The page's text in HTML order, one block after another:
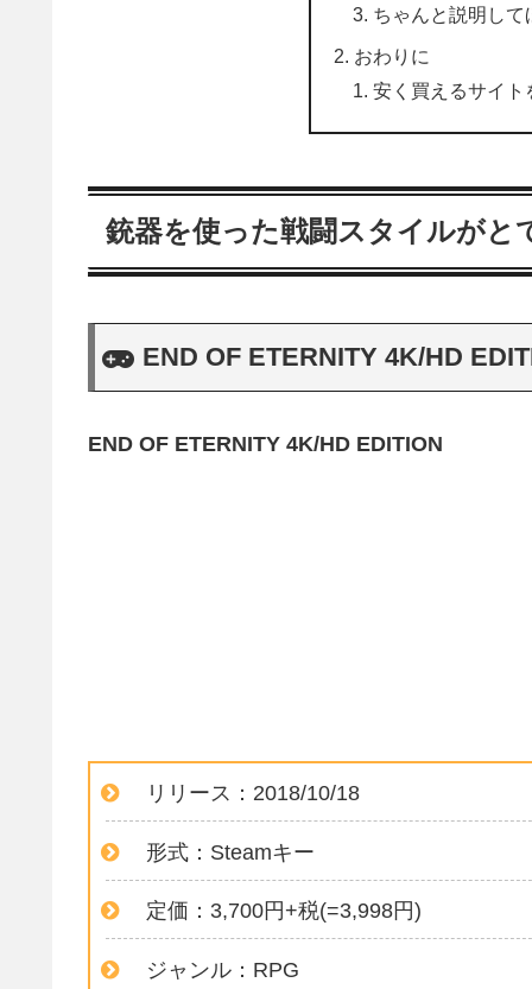
ちゃんと説明して
おわりに
安く買えるサイト
銃器を使った戦闘スタイルがと
END OF ETERNITY 4K/HD
END OF ETERNITY 4K/HD EDITION
リリース：2018/10/18
形式：Steamキー
定価：3,700円+税(=3,998円)
ジャンル：RPG